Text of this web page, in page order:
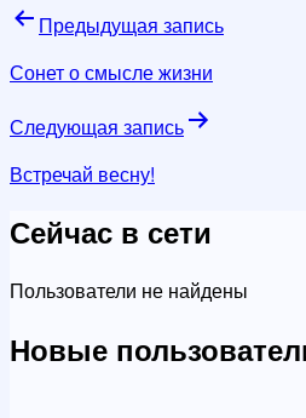
Навигация
по
Предыдущая запись
Сонет о смысле жизни
Следующая запись
Встречай весну!
Сейчас в сети
Пользователи не найдены
Новые